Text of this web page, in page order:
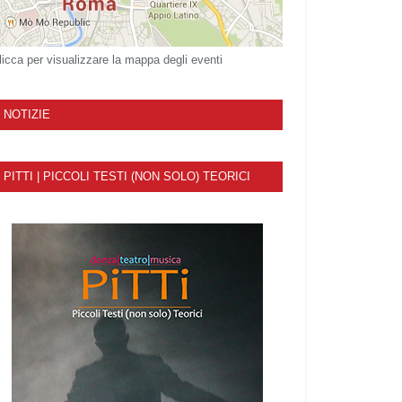
per visualizzare la mappa degli eventi
NOTIZIE
PITTI | PICCOLI TESTI (NON SOLO) TEORICI